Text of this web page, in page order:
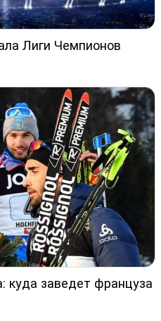
Лиги Чемпионов
куда заведет француза